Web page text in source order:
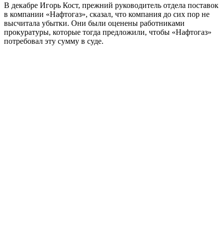
В декабре Игорь Кост, прежний руководитель отдела поставок
в компании «Нафтогаз», сказал, что компания до сих пор не
высчитала убытки. Они были оценены работниками
прокуратуры, которые тогда предложили, чтобы «Нафтогаз»
потребовал эту сумму в суде.